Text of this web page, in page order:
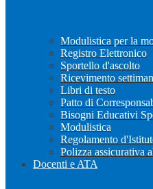
Modulistica per la
Registro Elettronico
Sportello d'ascolto
Ricevimento
Libri di testo
Patto di
Bisogni Educativi
Modulistica
Regolamento
Polizza assicurativa
Docenti e ATA